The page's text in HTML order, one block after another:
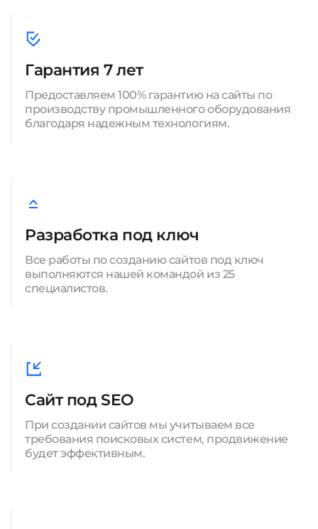
Гарантия 7 лет
Предоставляем 100% гарантию на сайты по
производству промышленного оборудования
благодаря надежным технологиям.
Разработка под ключ
Все работы по созданию сайтов под ключ
выполняются нашей командой из 25
специалистов.
Сайт под SEO
При создании сайтов мы учитываем все
требования поисковых систем, продвижение
будет эффективным.